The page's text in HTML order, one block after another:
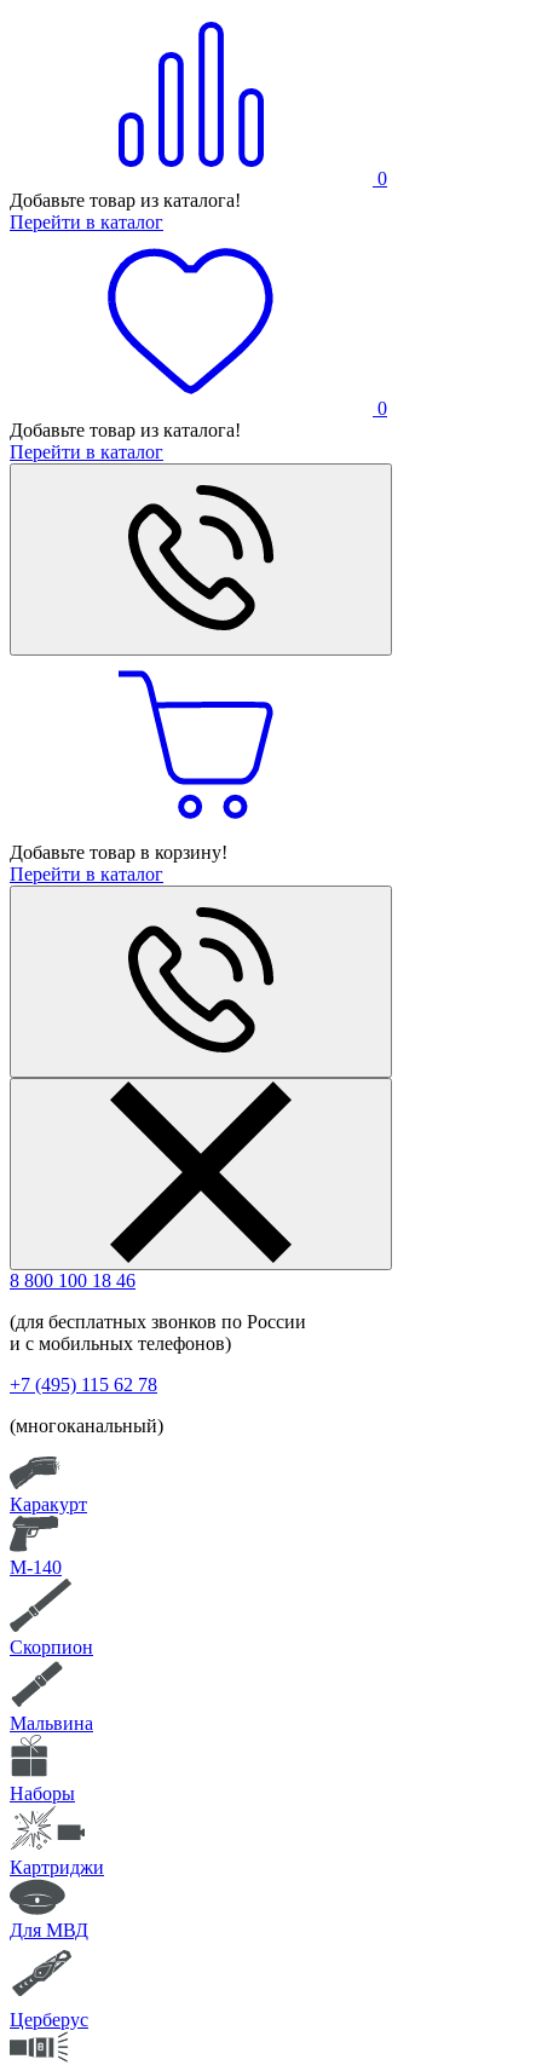
0
Добавьте товар из каталога!
Перейти в каталог
0
Добавьте товар из каталога!
Перейти в каталог
Добавьте товар в корзину!
Перейти в каталог
8 800 100 18 46
(для бесплатных звонков по России
и с мобильных телефонов)
+7 (495) 115 62 78
(многоканальный)
Каракурт
М-140
Скорпион
Мальвина
Наборы
Картриджи
Для МВД
Церберус